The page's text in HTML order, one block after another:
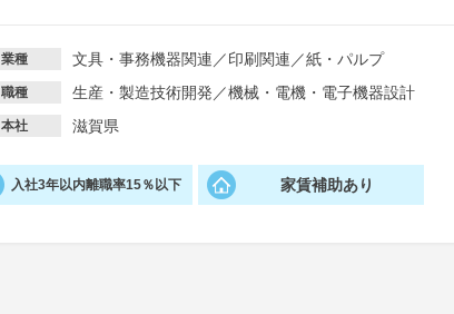
業種 文具・事務機器関連 ／印刷関連 ／紙・パルプ
職種 生産・製造技術開発 ／機械・電機・電子機器設計
本社 滋賀県
入社3年以内離職率15％以下 家賃補助あり